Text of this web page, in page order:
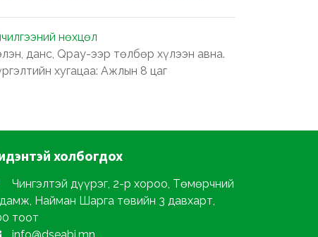
нөхцөл
данс, Qpay-ээр төлбөр хүлээн авна.
хугацаа: Ажлын 8 цаг
холбогдох
Чингэлтэй дүүрэг, 2-р хороо, Төмөрчний
Найман Шарга төвийн 3 давхарт,
тоот